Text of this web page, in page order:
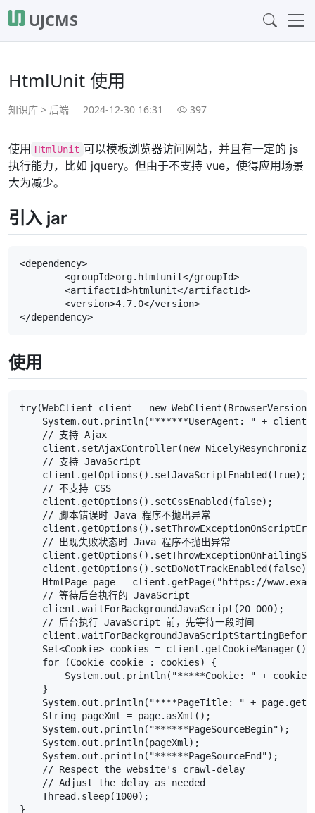
UJCMS
HtmlUnit 使用
知识库 > 后端 2024-12-30 16:31 397
使用 HtmlUnit 可以模板浏览器访问网站，并且有一定的 js
执行能力，比如 jquery。但由于不支持 vue，使得应用场景
大为减少。
引入 jar
<dependency>
</dependency>
使用
try(WebClient client = new
System.out.println("******UserAgent: " +
    // 支持 Ajax
client.setAjaxController(new
    // 支持 JavaScript
    client.getOptions().setJavaScriptEnabled(true);
    // 不支持 CSS
    client.getOptions().setCssEnabled(false);
    // 脚本错误时 Java 程序不抛出异常
    // 出现失败状态时 Java 程序不抛出异常
    client.getOptions().setDoNotTrackEnabled(false);
HtmlPage page = client.getPage("https://
    // 等待后台执行的 JavaScript
    client.waitForBackgroundJavaScript(20_000);
    // 后台执行 JavaScript 前，先等待一段时间
Set<Cookie> cookies =
    for (Cookie cookie : cookies) {
System.out.println("*****Cookie: " +
    }
System.out.println("****PageTitle: " +
    String pageXml = page.asXml();
    System.out.println("******PageSourceBegin");
    System.out.println(pageXml);
    System.out.println("******PageSourceEnd");
    // Respect the website's crawl-delay
    // Adjust the delay as needed
    Thread.sleep(1000);
}